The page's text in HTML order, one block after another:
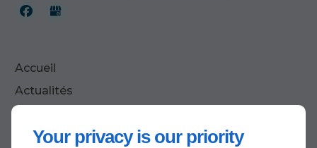
Your privacy is our priority
Accueil
Actualités
Mentions légales